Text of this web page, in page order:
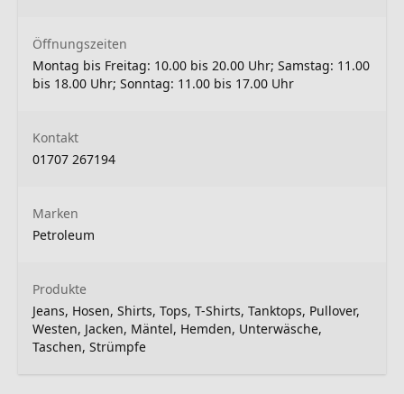
Öffnungszeiten
Montag bis Freitag: 10.00 bis 20.00 Uhr; Samstag: 11.00
bis 18.00 Uhr; Sonntag: 11.00 bis 17.00 Uhr
Kontakt
01707 267194
Marken
Petroleum
Produkte
Jeans, Hosen, Shirts, Tops, T-Shirts, Tanktops, Pullover,
Westen, Jacken, Mäntel, Hemden, Unterwäsche,
Taschen, Strümpfe